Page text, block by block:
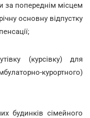
за попереднім місцем
основну відпустку
(курсівку) для
курортного)
будинків сімейного